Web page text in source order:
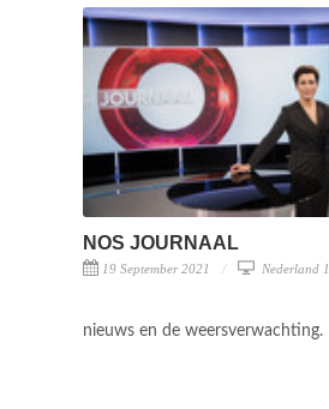
NOS JOURNAAL
19 September 2021 Nederland 1
nieuws en de weersverwachting.